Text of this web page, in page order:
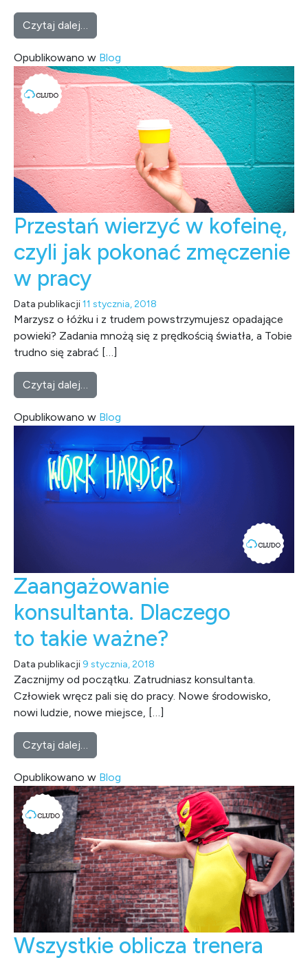
Czytaj dalej…
Opublikowano w Blog
Przestań wierzyć w kofeinę,
czyli jak pokonać zmęczenie
w pracy
Data publikacji11 stycznia, 2018
Marzysz o łóżku i z trudem powstrzymujesz opadające
powieki? Zadania mnożą się z prędkością światła, a Tobie
trudno się zabrać […]
Czytaj dalej…
Opublikowano w Blog
Zaangażowanie
konsultanta. Dlaczego
to takie ważne?
Data publikacji 9 stycznia, 2018
Zacznijmy od początku. Zatrudniasz konsultanta.
Człowiek wręcz pali się do pracy. Nowe środowisko,
nowi ludzie, nowe miejsce, […]
Czytaj dalej…
Opublikowano w Blog
Wszystkie oblicza trenera